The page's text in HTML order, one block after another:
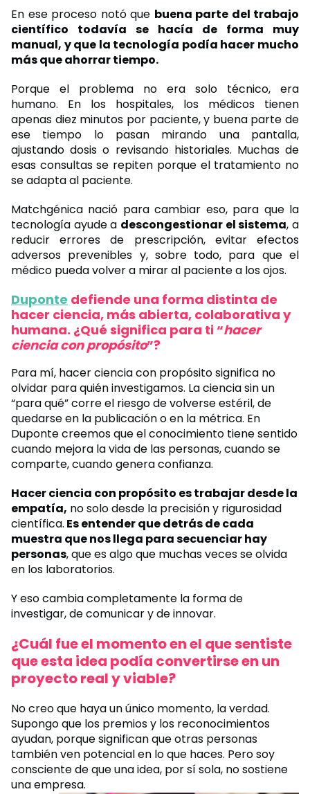
En ese proceso notó que buena parte del trabajo
científico todavía se hacía de forma muy
manual, y que la tecnología podía hacer mucho
más que ahorrar tiempo.
Porque el problema no era solo técnico, era
humano. En los hospitales, los médicos tienen
apenas diez minutos por paciente, y buena parte de
ese tiempo lo pasan mirando una pantalla,
ajustando dosis o revisando historiales. Muchas de
esas consultas se repiten porque el tratamiento no
se adapta al paciente.
Matchgénica nació para cambiar eso, para que la
tecnología ayude a descongestionar el sistema, a
reducir errores de prescripción, evitar efectos
adversos prevenibles y, sobre todo, para que el
médico pueda volver a mirar al paciente a los ojos.
Duponte defiende una forma distinta de
hacer ciencia, más abierta, colaborativa y
humana. ¿Qué significa para ti “hacer
ciencia con propósito”?
Para mí, hacer ciencia con propósito significa no
olvidar para quién investigamos. La ciencia sin un
“para qué” corre el riesgo de volverse estéril, de
quedarse en la publicación o en la métrica. En
Duponte creemos que el conocimiento tiene sentido
cuando mejora la vida de las personas, cuando se
comparte, cuando genera confianza.
Hacer ciencia con propósito es trabajar desde la
empatía, no solo desde la precisión y rigurosidad
científica. Es entender que detrás de cada
muestra que nos llega para secuenciar hay
personas, que es algo que muchas veces se olvida
en los laboratorios.
Y eso cambia completamente la forma de
investigar, de comunicar y de innovar.
¿Cuál fue el momento en el que sentiste
que esta idea podía convertirse en un
proyecto real y viable?
No creo que haya un único momento, la verdad.
Supongo que los premios y los reconocimientos
ayudan, porque significan que otras personas
también ven potencial en lo que haces. Pero soy
consciente de que una idea, por sí sola, no sostiene
una empresa.